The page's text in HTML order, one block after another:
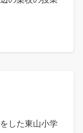
した東山小学